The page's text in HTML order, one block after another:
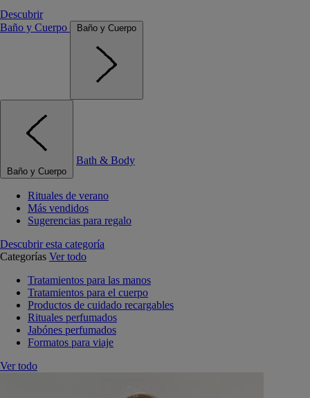
Descubrir
Baño y Cuerpo
Baño y Cuerpo
Baño y Cuerpo
Bath & Body
Rituales de verano
Más vendidos
Sugerencias para regalo
Descubrir esta categoría
Categorías Ver todo
Tratamientos para las manos
Tratamientos para el cuerpo
Productos de cuidado recargables
Rituales perfumados
Jabónes perfumados
Formatos para viaje
Ver todo